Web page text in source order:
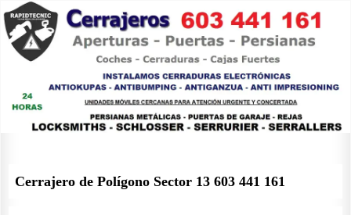
Cerrajero de Polígono Sector 13 603 441 161